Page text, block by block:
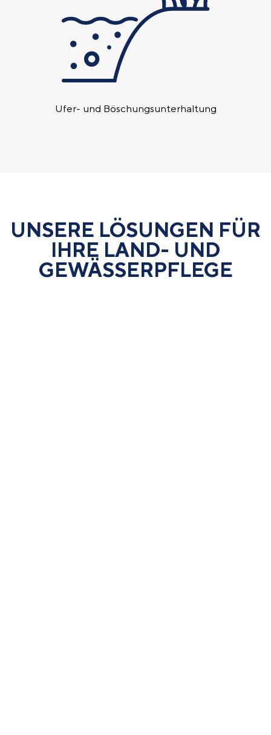
Ufer- und Böschungs­unterhaltung
UNSERE LÖSUNGEN FÜR
IHRE LAND- UND
GEWÄSSER­PFLEGE